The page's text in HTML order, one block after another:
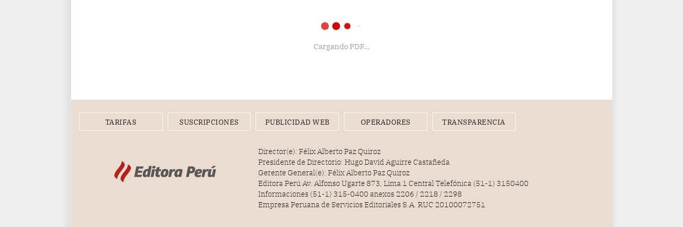
Cargando PDF...
TARIFAS SUSCRIPCIONES PUBLICIDAD WEB OPERADORES TRANSPARENCIA
Director(e): Félix Alberto Paz Quiroz
Presidente de Directorio: Hugo David Aguirre Castañeda
Gerente General(e): Félix Alberto Paz Quiroz
Editora Perú Av. Alfonso Ugarte 873, Lima 1 Central Telefónica (51-1) 3150400
Informaciones (51-1) 315-0400 anexos 2206 / 2218 / 2298
Empresa Peruana de Servicios Editoriales S.A. RUC 20100072751